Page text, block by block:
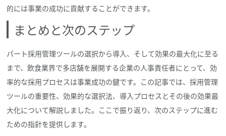
的には事業の成功に貢献することができます。
まとめと次のステップ
パート採用管理ツールの選択から導入、そして効果の最大化に至る
まで、飲食業界で多店舗を展開する企業の人事責任者にとって、効
率的な採用プロセスは事業成功の鍵です。この記事では、採用管理
ツールの重要性、効果的な選択法、導入プロセスとその後の効果最
大化について解説しました。ここで振り返り、次のステップに進む
ための指針を提供します。